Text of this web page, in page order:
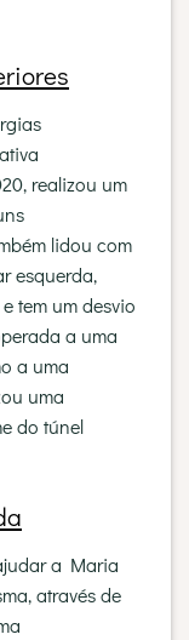
realizou um
lidou com
esquerda,
tem um desvio
a uma
a uma
uma
do túnel
a Maria
através de